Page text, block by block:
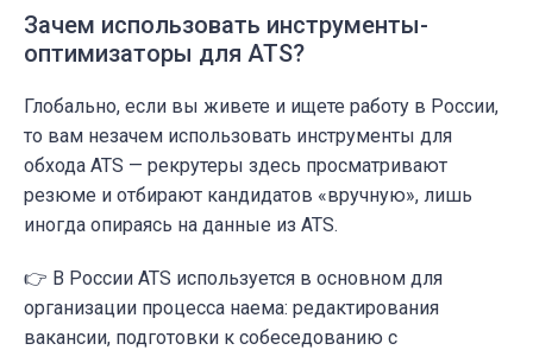
Зачем использовать инструменты-
оптимизаторы для ATS?
Глобально, если вы живете и ищете работу в России,
то вам незачем использовать инструменты для
обхода ATS — рекрутеры здесь просматривают
резюме и отбирают кандидатов «вручную», лишь
иногда опираясь на данные из ATS.
👉 В России ATS используется в основном для
организации процесса наема: редактирования
вакансии, подготовки к собеседованию с